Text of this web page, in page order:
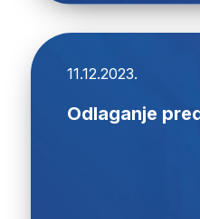
11.12.2023.
Odlaganje